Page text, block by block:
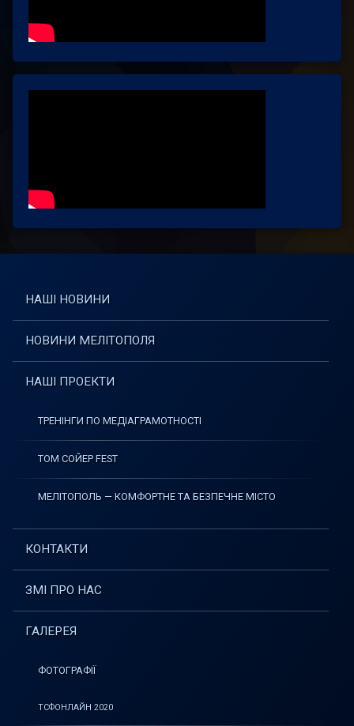
НАШІ НОВИНИ
НОВИНИ МЕЛІТОПОЛЯ
НАШІ ПРОЕКТИ
ТРЕНІНГИ ПО МЕДІАГРАМОТНОСТІ
ТОМ СОЙЕР FEST
МЕЛІТОПОЛЬ — КОМФОРТНЕ ТА БЕЗПЕЧНЕ МІСТО
КОНТАКТИ
ЗМІ ПРО НАС
ГАЛЕРЕЯ
ФОТОГРАФІЇ
ТСФОНЛАЙН 2020